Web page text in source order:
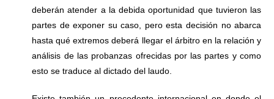
deberán atender a la debida oportunidad que tuvieron las
partes de exponer su caso, pero esta decisión no abarca
hasta qué extremos deberá llegar el árbitro en la relación y
análisis de las probanzas ofrecidas por las partes y como
esto se traduce al dictado del laudo.